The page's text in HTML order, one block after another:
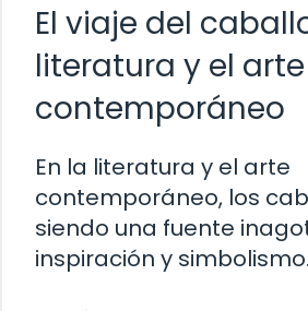
El viaje del
literatura y el arte
contemporáneo
En la literatura y el arte
contemporáneo, los
siendo una fuente
inspiración y simbolismo.